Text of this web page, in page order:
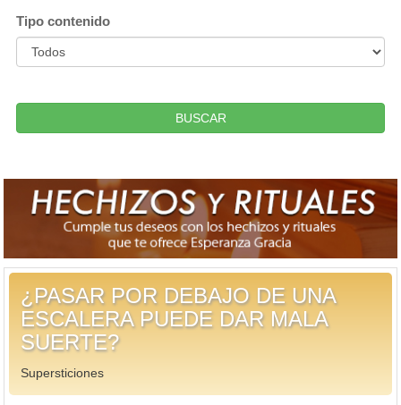
Tipo contenido
BUSCAR
¿PASAR POR DEBAJO DE UNA
ESCALERA PUEDE DAR MALA
SUERTE?
Supersticiones